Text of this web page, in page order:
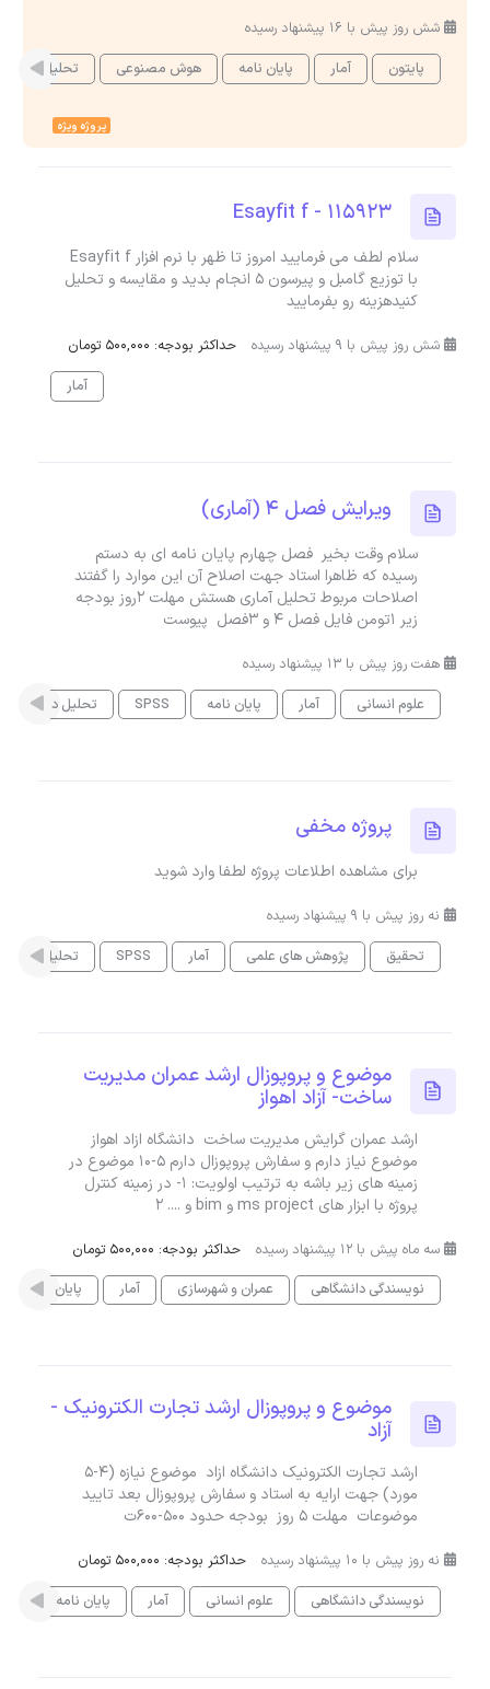
شش روز پیش با 16 پیشنهاد رسیده
پایتون
آمار پایان نامه هوش مصنوعی تحلیل داده
پروژه ویژه
Esayfit f - 115923
سلام لطف می فرمایید امروز تا ظهر با نرم افزار Esayfit f
با توزیع گامبل و پیرسون 5 انجام بدید و مقایسه و تحلیل
کنیدهزینه رو بفرمایید
شش روز پیش با 9 پیشنهاد رسیده
حداکثر بودجه: 500,000 تومان
آمار
ویرایش فصل ۴ (آماری)
سلام وقت بخیر فصل چهارم پایان نامه ای به دستم
رسیده که ظاهرا استاد جهت اصلاح آن این موارد را گفتند
اصلاحات مربوط تحلیل آماری هستش مهلت ۲روز بودجه
زیر ۱تومن فایل فصل ۴ و ۳فصل پیوست
هفت روز پیش با 13 پیشنهاد رسیده
علوم انسانی
آمار پایان نامه SPSS تحلیل داده
پروژه مخفی
برای مشاهده اطلاعات پروژه لطفا وارد شوید
نه روز پیش با 9 پیشنهاد رسیده
تحقیق
پژوهش های علمی آمار SPSS تحلیل داده
موضوع و پروپوزال ارشد عمران مدیریت
ساخت- آزاد اهواز
ارشد عمران گرایش مدیریت ساخت دانشگاه ازاد اهواز
موضوع نیاز دارم و سفارش پروپوزال دارم ۵-۱۰ موضوع در
زمینه های زیر باشه به ترتیب اولویت: ۱- در زمینه کنترل
پروژه با ابزار های ms project و bim و .... ۲
سه ماه پیش با 12 پیشنهاد رسیده
حداکثر بودجه: 500,000 تومان
نویسندگی دانشگاهی
عمران و شهرسازی آمار پایان نامه
موضوع و پروپوزال ارشد تجارت الکترونیک -
آزاد
ارشد تجارت الکترونیک دانشگاه ازاد موضوع نیازه (۴-۵
مورد) جهت ارایه به استاد و سفارش پروپوزال بعد تایید
موضوعات مهلت ۵ روز بودجه حدود ۵۰۰-۶۰۰ت
نه روز پیش با 10 پیشنهاد رسیده
حداکثر بودجه: 500,000 تومان
نویسندگی دانشگاهی
علوم انسانی آمار پایان نامه